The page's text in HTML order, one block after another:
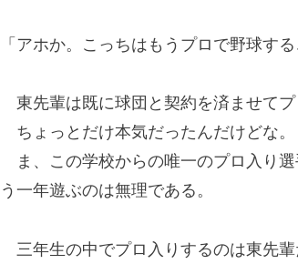
「アホか。こっちはもうプロで野球す
東先輩は既に球団と契約を済ませてプ
ちょっとだけ本気だったんだけどな。
ま、この学校からの唯一のプロ入り
う一年遊ぶのは無理である。
三年生の中でプロ入りするのは東先